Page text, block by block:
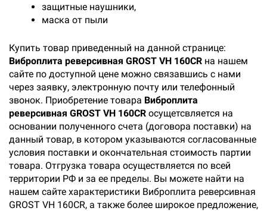
защитные наушники,
маска от пыли
Купить товар приведенный на данной странице:
Виброплита реверсивная GROST VH 160СR на нашем
сайте по доступной цене можно связавшись с нами
через заявку, электронную почту или телефонный
звонок. Приобретение товара Виброплита
реверсивная GROST VH 160СR осущетсвляется на
основании полученного счета (договора поставки) на
данный товар, в котором указываются согласованные
условия поставки и окончательная стоимость партии
товара. Отгрузка товара осуществляется по всей
территории РФ и за ее пределы. Вы можете найти на
нашем сайте характеристики Виброплита реверсивная
GROST VH 160СR, а также более широкое предложение,